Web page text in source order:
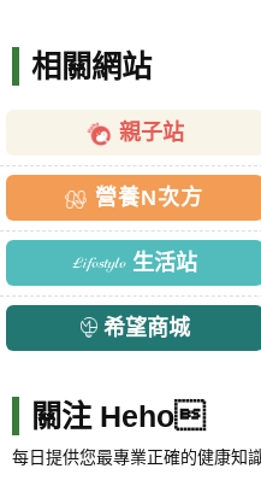
相關網站
親子站
營養N次方
生活站
希望商城
關注 Heho
每日提供您最專業正確的健康知